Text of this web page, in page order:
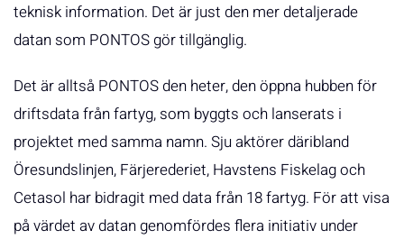
teknisk information. Det är just den mer detaljerade
datan som PONTOS gör tillgänglig.
Det är alltså PONTOS den heter, den öppna hubben för
driftsdata från fartyg, som byggts och lanserats i
projektet med samma namn. Sju aktörer däribland
Öresundslinjen, Färjerederiet, Havstens Fiskelag och
Cetasol har bidragit med data från 18 fartyg. För att visa
på värdet av datan genomfördes flera initiativ under